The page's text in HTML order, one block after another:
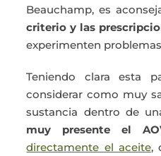
Beauchamp, es
criterio y las
experimenten
Teniendo clara esta
considerar como muy
sustancia dentro de
muy presente el
directamente el aceite,